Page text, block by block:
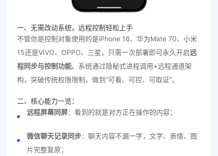
一、无需改动系统，远程控制轻松上手
不管你是控制对象使用的是iPhone 16、华为Mate 70、小米
15还是VIVO、OPPO、三星，只需一次部署即可永久开启远
程同步与控制功能。系统通过隐秘式进程调用+远程通道架
构，突破传统权限限制，做到“可看、可控、可取证”。
二、核心能力一览：
远程屏幕同屏：看到的就是对方正在操作的内容；
微信聊天记录同步：聊天内容不漏一字，文字、表情、图
片完整复原；